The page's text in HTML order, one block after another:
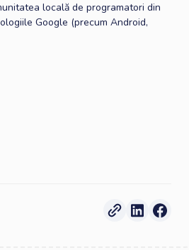
locală de programatori din
Google (precum Android,